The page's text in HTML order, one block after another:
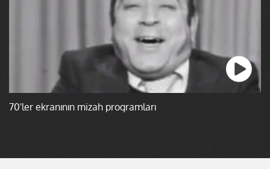
70'ler ekranının mizah programları